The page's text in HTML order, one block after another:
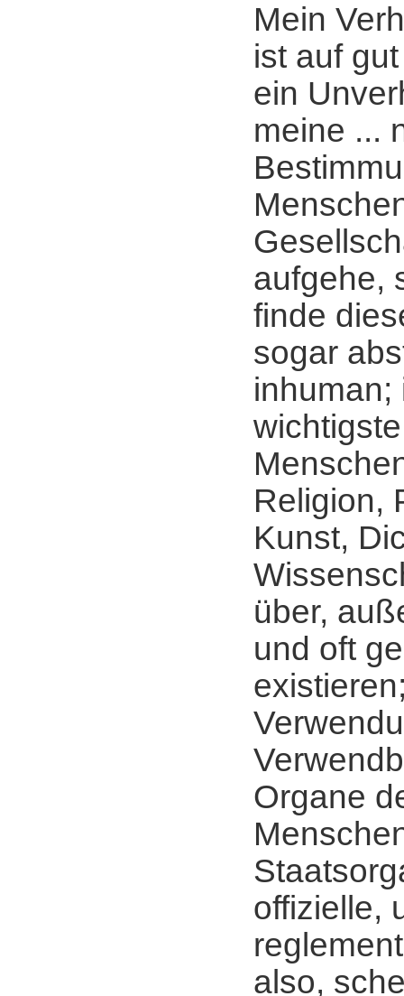
Mein
ist auf
ein
meine ...
aufgehe,
finde
sogar
inhuman;
Religion,
Kunst,
über,
und oft
Organe
offizielle,
also,